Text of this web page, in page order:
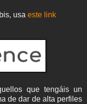
usa este link
que tengáis un
de dar de alta perfiles